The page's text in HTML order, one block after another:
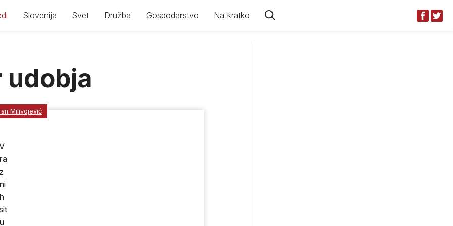
Slovenija Svet Družba Gospodarstvo Na kratko
udobja
Milivojević
ra
z
ni
h
u